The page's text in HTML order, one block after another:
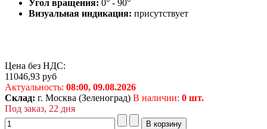
Угол вращения: 0° - 90°
Визуальная индикация: присутствует
Цена без НДС:
11046,93 руб
Актуальность: 08:00, 09.08.2026
Склад: г. Москва (Зеленоград) В наличии: 0 шт.
Под заказ, 22 дня